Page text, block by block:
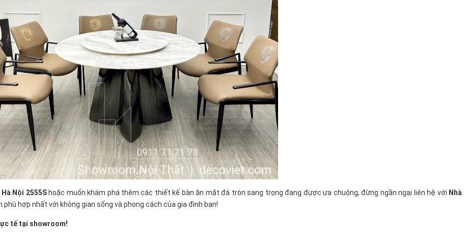
Nội 2555Shoặc muốn khám phá thêm các thiết kế bàn ăn mặt đá tròn sang trọng đang được ưa chuộng, đừng ngần ngại liên hệ với Nhà
hợp nhất với không gian sống và phong cách của gia đình bạn!
tế tại showroom!